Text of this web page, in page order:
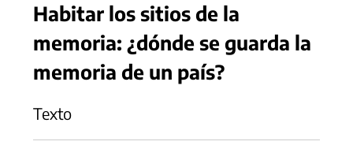
Habitar los sitios de la
memoria: ¿dónde se guarda la
memoria de un país?
Texto